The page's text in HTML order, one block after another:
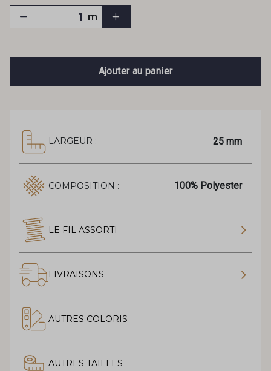
m
Ajouter au panier
LARGEUR : 25 mm
COMPOSITION : 100% Polyester
LE FIL ASSORTI
LIVRAISONS
AUTRES COLORIS
AUTRES TAILLES